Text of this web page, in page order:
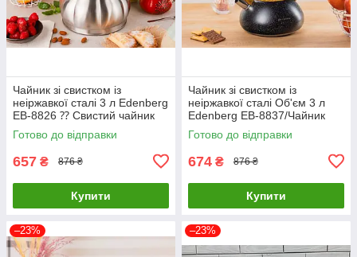
Чайник зі свистком із
неіржавкої сталі 3 л Edenberg
EB-8826 ⁇ Свистий чайник
Готово до відправки
657 ₴ 876 ₴
Купити
Чайник зі свистком із
неіржавкої сталі Об'єм 3 л
Edenberg EB-8837/Чайник
для плити
Готово до відправки
674 ₴ 876 ₴
Купити
–23% –23%